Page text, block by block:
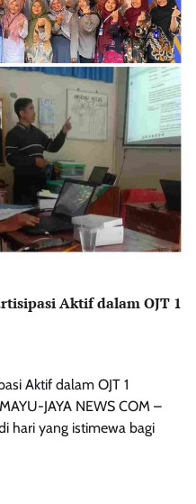
Aktif dalam OJT 1
Aktif dalam OJT 1
JAYA NEWS COM –
hari yang istimewa bagi